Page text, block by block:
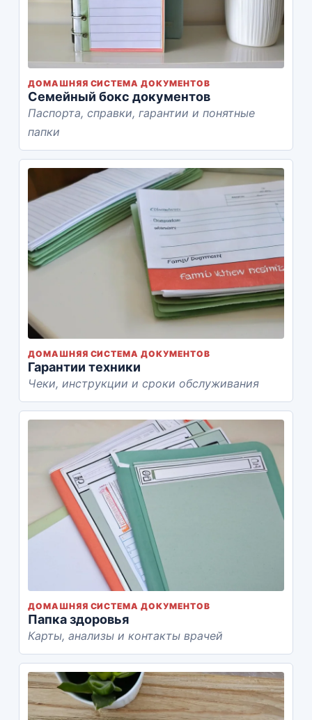
ДОМАШНЯЯ СИСТЕМА ДОКУМЕНТОВ
Семейный бокс документов
Паспорта, справки, гарантии и понятные
папки
ДОМАШНЯЯ СИСТЕМА ДОКУМЕНТОВ
Гарантии техники
Чеки, инструкции и сроки обслуживания
ДОМАШНЯЯ СИСТЕМА ДОКУМЕНТОВ
Папка здоровья
Карты, анализы и контакты врачей